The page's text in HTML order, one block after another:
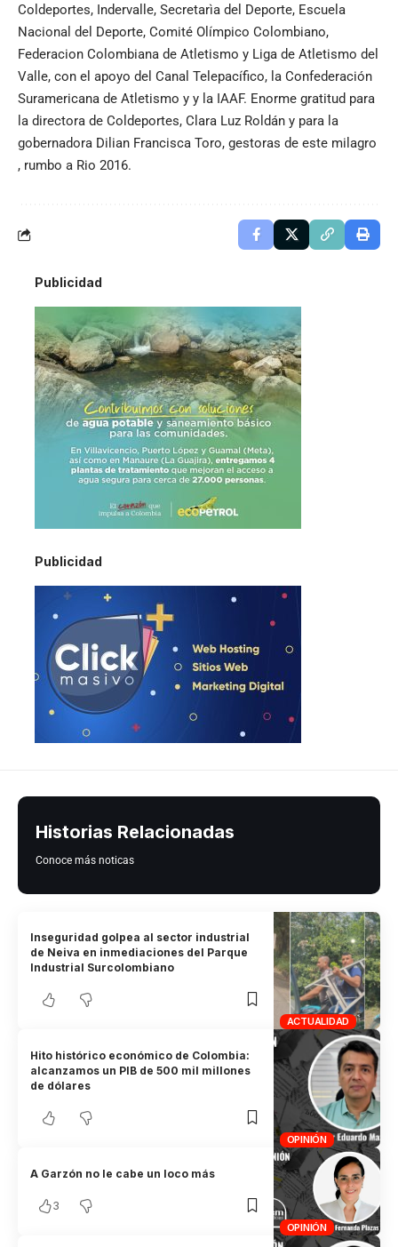
Coldeportes, Indervalle, Secretarìa del Deporte, Escuela
Nacional del Deporte, Comité Olímpico Colombiano,
Federacion Colombiana de Atletismo y Liga de Atletismo del
Valle, con el apoyo del Canal Telepacífico, la Confederación
Suramericana de Atletismo y y la IAAF. Enorme gratitud para
la directora de Coldeportes, Clara Luz Roldán y para la
gobernadora Dilian Francisca Toro, gestoras de este milagro
, rumbo a Rio 2016.
Publicidad
Publicidad
Historias Relacionadas
Conoce más noticas
ACTUALIDAD
Inseguridad golpea al sector industrial
de Neiva en inmediaciones del Parque
Industrial Surcolombiano
OPINIÓN
Hito histórico económico de Colombia:
alcanzamos un PIB de 500 mil millones
de dólares
OPINIÓN
A Garzón no le cabe un loco más
3